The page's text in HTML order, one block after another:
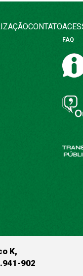
CONTATO
FAQ
K,
902